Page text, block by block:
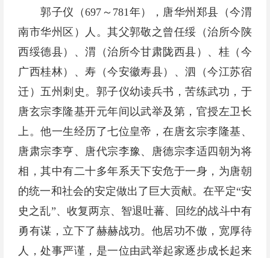
郭子仪（697～781年），唐华州郑县（今渭
南市华州区）人。其父郭敬之曾任绥（治所今陕
西绥德县）、渭（治所今甘肃陇西县）、桂（今
广西桂林）、寿（今安徽寿县）、泗（今江苏宿
迁）五州刺史。郭子仪幼读兵书，苦练武功，于
唐玄宗李隆基开元年间以武举及第，官授左卫长
上。他一生经历了七位皇帝，在唐玄宗李隆基、
唐肃宗李亨、唐代宗李豫、唐德宗李适四朝为将
相，其中有二十多年系天下安危于一身，为唐朝
的统一和社会的安定做出了巨大贡献。在平定“安
史之乱”、收复两京、智退吐蕃、回纥的战斗中有
勇有谋，立下了赫赫战功。他居功不傲，宽厚待
人，处事严谨，是一位由武举起家逐步成长起来